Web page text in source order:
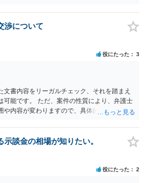
渉について
役にたった 3
文書内容をリーガルチェック、それを踏まえ
可能です。 ただ、案件の性質により、弁護士
や内容が変わりますので、具体的な状況と共
示談金の相場が知りたい。
役にたった 2